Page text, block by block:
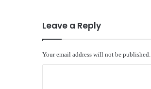
Leave a Reply
Your email address will not be published.